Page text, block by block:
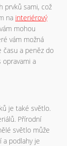
prvků sami, což
na interiérový
mohou
vám možná
času a peněz do
a
je také světlo.
Přírodní
světlo může
podlahy je